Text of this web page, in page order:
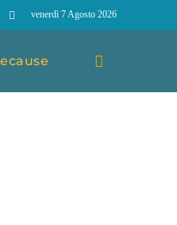
venerdì 7 Agosto 2026